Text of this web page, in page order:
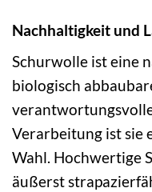
Nachhaltigkeit und
Schurwolle ist eine
biologisch
Verarbeitung ist sie
Wahl. Hochwertige
äußerst